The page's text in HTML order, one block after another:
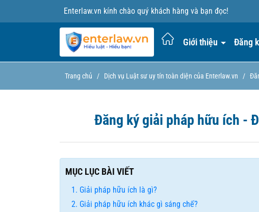
Enterlaw.vn kính chào quý khách hàng và bạn đọc!
Giới thiệu Đăng
Trang chủ / Dịch vụ Luật sư uy tín toàn diện của Enterlaw.vn /
Đăng ký giải pháp hữu ích -
MỤC LỤC BÀI VIẾT
Giải pháp hữu ích là gì?
Giải pháp hữu ích khác gì sáng chế?